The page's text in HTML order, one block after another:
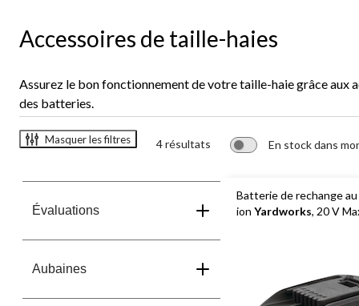
Accessoires de taille-haies
Assurez le bon fonctionnement de votre taille-haie grâce aux
des batteries.
Masquer les filtres 4 résultats En stock dans
Évaluations
Aubaines
Batterie de rechange
ionYardworks, 20 V